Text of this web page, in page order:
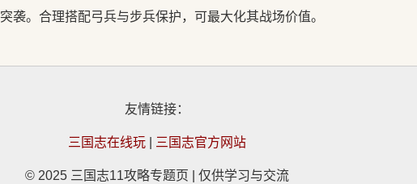
袭。合理搭配弓兵与步兵保护，可最大化其战场价值。
友情链接：
三国志在线玩 三国志官方网站
© 2025 三国志11攻略专题页 | 仅供学习与交流